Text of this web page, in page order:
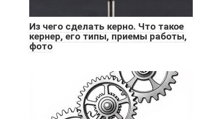
Из чего сделать керно. Что такое
кернер, его типы, приемы работы,
фото